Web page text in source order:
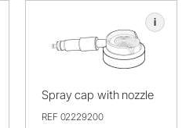
i
Spray cap with nozzle
REF 02229200